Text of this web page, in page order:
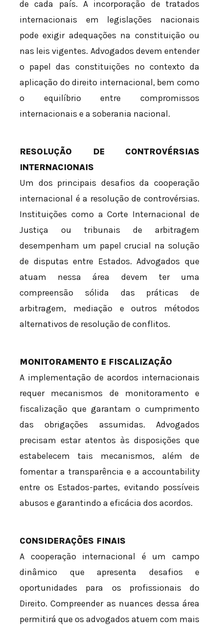
de cada país. A incorporação de tratados
internacionais em legislações nacionais
pode exigir adequações na constituição ou
nas leis vigentes. Advogados devem entender
o papel das constituições no contexto da
aplicação do direito internacional, bem como
o equilíbrio entre compromissos
internacionais e a soberania nacional.
RESOLUÇÃO DE CONTROVÉRSIAS
INTERNACIONAIS
Um dos principais desafios da cooperação
internacional é a resolução de controvérsias.
Instituições como a Corte Internacional de
Justiça ou tribunais de arbitragem
desempenham um papel crucial na solução
de disputas entre Estados. Advogados que
atuam nessa área devem ter uma
compreensão sólida das práticas de
arbitragem, mediação e outros métodos
alternativos de resolução de conflitos.
MONITORAMENTO E FISCALIZAÇÃO
A implementação de acordos internacionais
requer mecanismos de monitoramento e
fiscalização que garantam o cumprimento
das obrigações assumidas. Advogados
precisam estar atentos às disposições que
estabelecem tais mecanismos, além de
fomentar a transparência e a accountability
entre os Estados-partes, evitando possíveis
abusos e garantindo a eficácia dos acordos.
CONSIDERAÇÕES FINAIS
A cooperação internacional é um campo
dinâmico que apresenta desafios e
oportunidades para os profissionais do
Direito. Compreender as nuances dessa área
permitirá que os advogados atuem com mais